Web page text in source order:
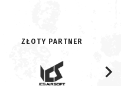
ZŁOTY PARTNER